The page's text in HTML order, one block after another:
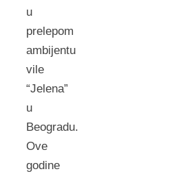
u
prelepom
ambijentu
vile
“Jelena”
u
Beogradu.
Ove
godine